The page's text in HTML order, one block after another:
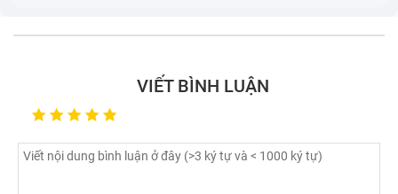
hình để khắc phục.
Kết nối sóng điện thoại hay Wifi chậm
yếu hoặc không có sóng.
VIẾT BÌNH LUẬN